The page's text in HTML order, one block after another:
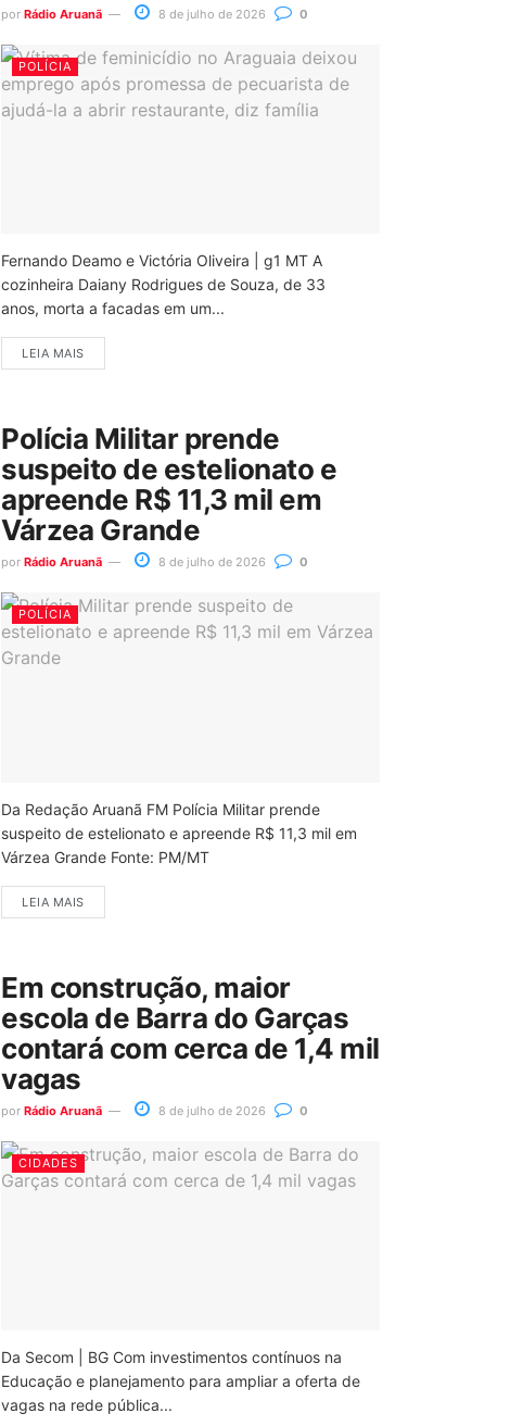
por Rádio Aruanã 8 de julho de 2026 0
POLÍCIA
Fernando Deamo e Victória Oliveira | g1 MT A
cozinheira Daiany Rodrigues de Souza, de 33
anos, morta a facadas em um...
LEIA MAIS
Polícia Militar prende
suspeito de estelionato e
apreende R$ 11,3 mil em
Várzea Grande
por Rádio Aruanã 8 de julho de 2026 0
POLÍCIA
Da Redação Aruanã FM Polícia Militar prende
suspeito de estelionato e apreende R$ 11,3 mil em
Várzea Grande Fonte: PM/MT
LEIA MAIS
Em construção, maior
escola de Barra do Garças
contará com cerca de 1,4 mil
vagas
por Rádio Aruanã 8 de julho de 2026 0
CIDADES
Da Secom | BG Com investimentos contínuos na
Educação e planejamento para ampliar a oferta de
vagas na rede pública...